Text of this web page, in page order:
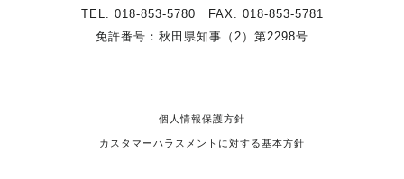
TEL. 018-853-5780 FAX. 018-853-5781
免許番号：秋田県知事（2）第2298号
個人情報保護方針
カスタマーハラスメントに対する基本方針